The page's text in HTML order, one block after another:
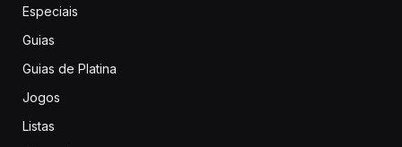
Especiais
Guias
Guias de Platina
Jogos
Listas